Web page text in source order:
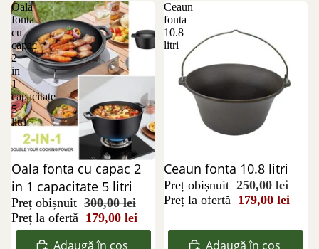
Oala
fonta
cu
capac
2
in
1
capacitate
5
litri
Reducere 40%
Oala fonta cu capac 2
in 1 capacitate 5 litri
Preț obișnuit 300,00 lei
Preț la ofertă 179,00 lei
Adaugă în coș
Ceaun
fonta
10.8
litri
Reducere 28%
Ceaun fonta 10.8 litri
Preț obișnuit 250,00 lei
Preț la ofertă 179,00 lei
Adaugă în coș